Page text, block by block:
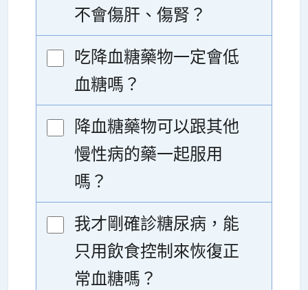
不會傷肝、傷腎？
吃降血糖藥物一定會低
血糖嗎？
降血糖藥物可以跟其他
慢性病的藥一起服用
嗎？
我才剛確診糖尿病，能
只用飲食控制來恢復正
常血糖嗎？